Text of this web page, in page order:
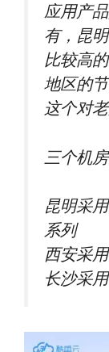
应用产
有，昆
比较高
地区的
这个对
三个机
昆明采
系列
西安采
长沙采